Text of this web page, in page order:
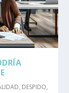
, DESPIDO,